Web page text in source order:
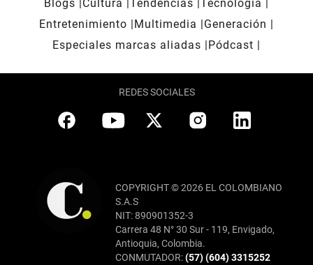
Blogs
Cultura Tendencias Tecnología
Entretenimiento
Multimedia
Generación
Especiales marcas aliadas
Pódcast
REDES SOCIALES
COPYRIGHT © 2026 EL COLOMBIANO
S.A.S
NIT: 890901352-3
Carrera 48 N° 30 Sur - 119, Envigado,
Antioquia, Colombia.
CONMUTADOR:(57) (604) 3315252